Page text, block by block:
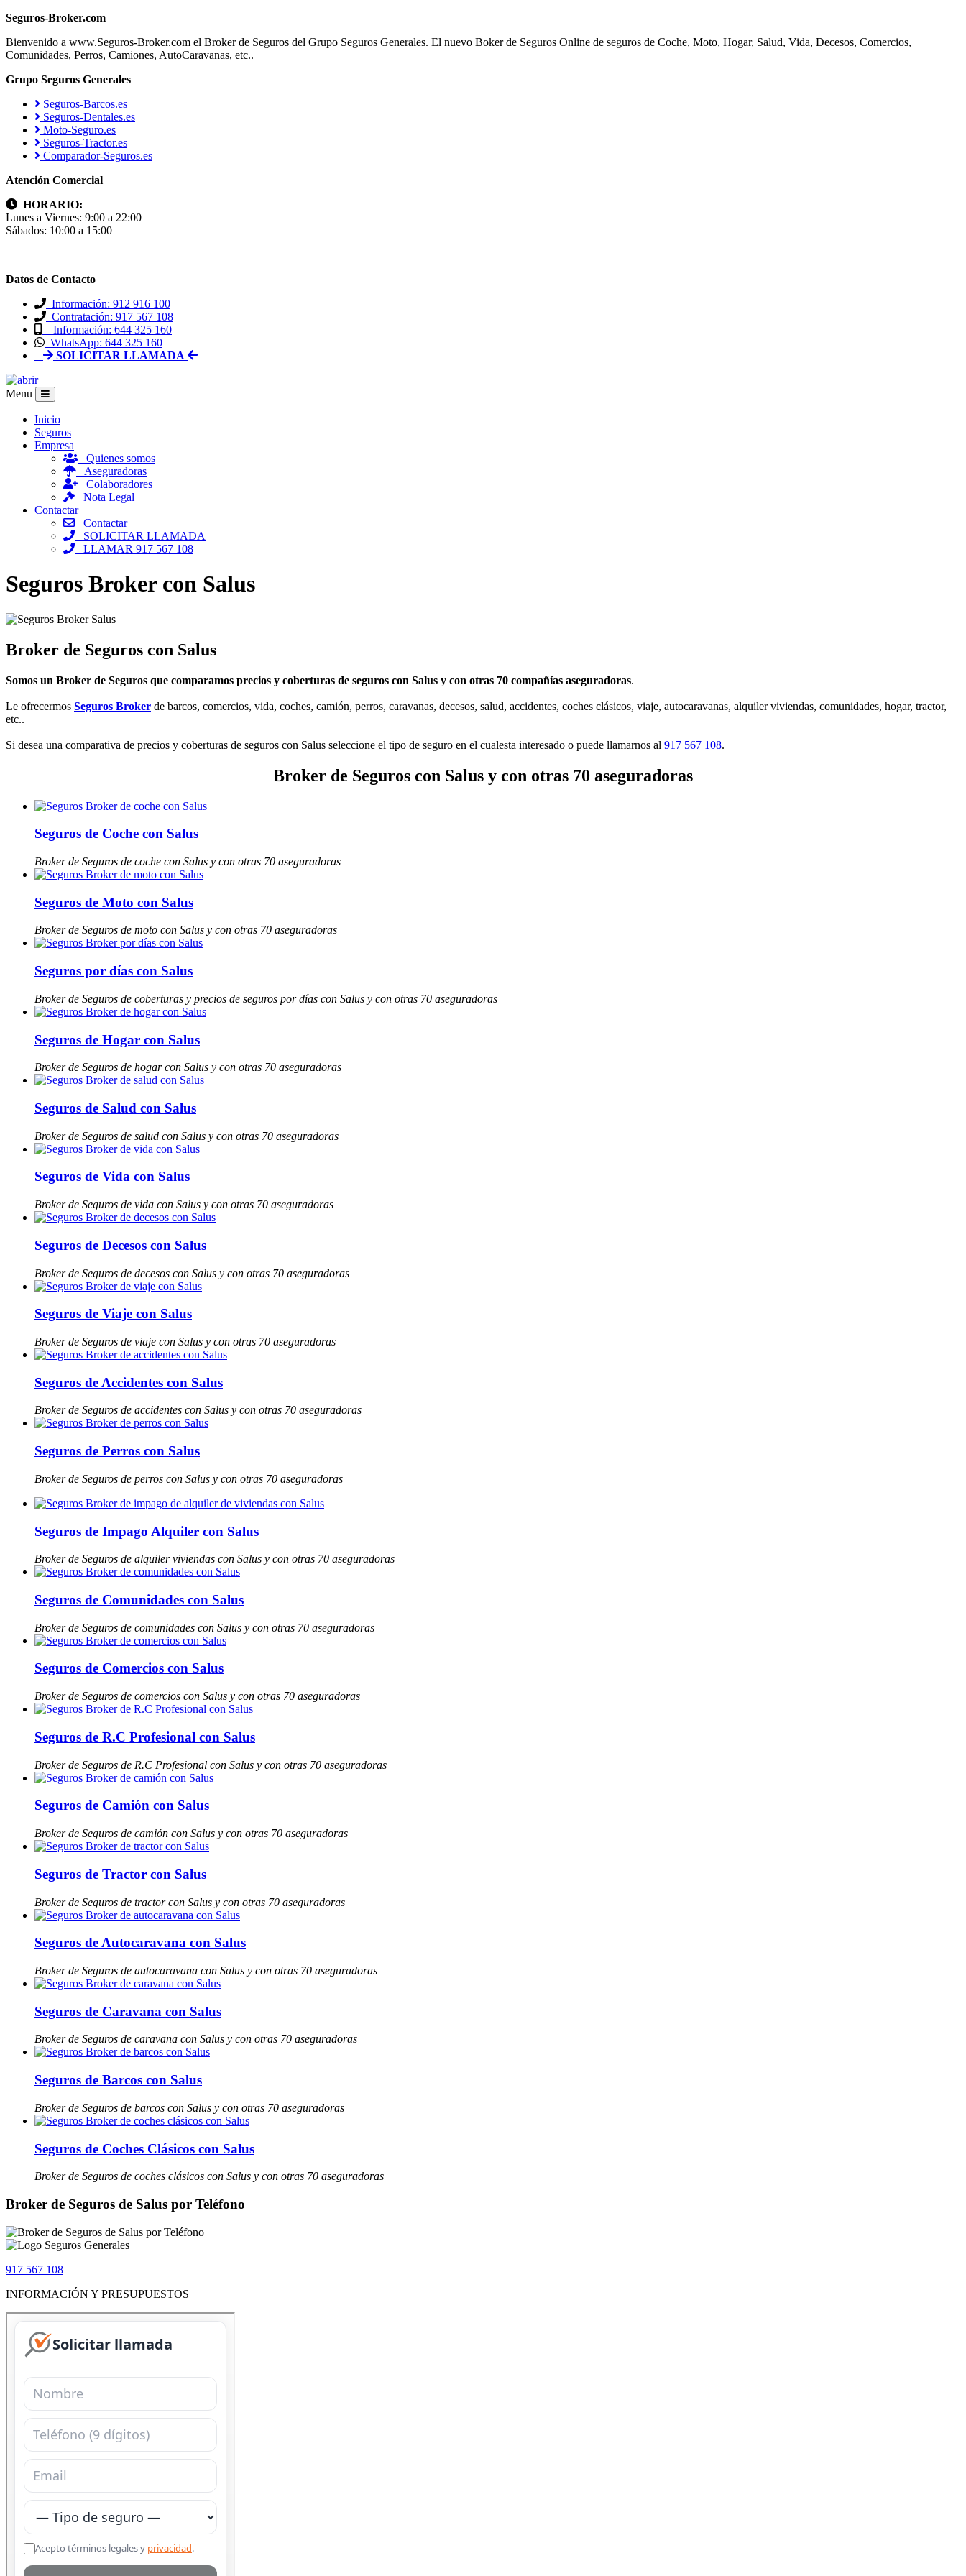
Seguros-Broker.com
Bienvenido a www.Seguros-Broker.com el Broker de Seguros del Grupo Seguros Generales. El nuevo Boker de Seguros Online de seguros de Coche, Moto, Hogar, Salud, Vida, Decesos, Comercios,
Comunidades, Perros, Camiones, AutoCaravanas, etc..
Grupo Seguros Generales
Seguros-Barcos.es
Seguros-Dentales.es
Moto-Seguro.es
Seguros-Tractor.es
Comparador-Seguros.es
Atención Comercial
HORARIO:
Lunes a Viernes: 9:00 a 22:00
Sábados: 10:00 a 15:00
Datos de Contacto
Información: 912 916 100
Contratación: 917 567 108
Información: 644 325 160
WhatsApp: 644 325 160
SOLICITAR LLAMADA
Menu
Inicio
Seguros
Empresa
Quienes somos
Aseguradoras
Colaboradores
Nota Legal
Contactar
Contactar
SOLICITAR LLAMADA
LLAMAR 917 567 108
Seguros Broker con Salus
Broker de Seguros con Salus
Somos un Broker de Seguros que comparamos precios y coberturas de seguros con Salus y con otras 70 compañías aseguradoras.
Le ofrecermos Seguros Broker de barcos, comercios, vida, coches, camión, perros, caravanas, decesos, salud, accidentes, coches clásicos, viaje, autocaravanas, alquiler viviendas, comunidades, hogar, tractor,
etc..
Si desea una comparativa de precios y coberturas de seguros con Salus seleccione el tipo de seguro en el cualesta interesado o puede llamarnos al 917 567 108.
Broker de Seguros con Salus y con otras 70 aseguradoras
Seguros de Coche con Salus
Broker de Seguros de coche con Salus y con otras 70 aseguradoras
Seguros de Moto con Salus
Broker de Seguros de moto con Salus y con otras 70 aseguradoras
Seguros por días con Salus
Broker de Seguros de coberturas y precios de seguros por días con Salus y con otras 70 aseguradoras
Seguros de Hogar con Salus
Broker de Seguros de hogar con Salus y con otras 70 aseguradoras
Seguros de Salud con Salus
Broker de Seguros de salud con Salus y con otras 70 aseguradoras
Seguros de Vida con Salus
Broker de Seguros de vida con Salus y con otras 70 aseguradoras
Seguros de Decesos con Salus
Broker de Seguros de decesos con Salus y con otras 70 aseguradoras
Seguros de Viaje con Salus
Broker de Seguros de viaje con Salus y con otras 70 aseguradoras
Seguros de Accidentes con Salus
Broker de Seguros de accidentes con Salus y con otras 70 aseguradoras
Seguros de Perros con Salus
Broker de Seguros de perros con Salus y con otras 70 aseguradoras
Seguros de Impago Alquiler con Salus
Broker de Seguros de alquiler viviendas con Salus y con otras 70 aseguradoras
Seguros de Comunidades con Salus
Broker de Seguros de comunidades con Salus y con otras 70 aseguradoras
Seguros de Comercios con Salus
Broker de Seguros de comercios con Salus y con otras 70 aseguradoras
Seguros de R.C Profesional con Salus
Broker de Seguros de R.C Profesional con Salus y con otras 70 aseguradoras
Seguros de Camión con Salus
Broker de Seguros de camión con Salus y con otras 70 aseguradoras
Seguros de Tractor con Salus
Broker de Seguros de tractor con Salus y con otras 70 aseguradoras
Seguros de Autocaravana con Salus
Broker de Seguros de autocaravana con Salus y con otras 70 aseguradoras
Seguros de Caravana con Salus
Broker de Seguros de caravana con Salus y con otras 70 aseguradoras
Seguros de Barcos con Salus
Broker de Seguros de barcos con Salus y con otras 70 aseguradoras
Seguros de Coches Clásicos con Salus
Broker de Seguros de coches clásicos con Salus y con otras 70 aseguradoras
Broker de Seguros de Salus por Teléfono
917 567 108
INFORMACIÓN Y PRESUPUESTOS